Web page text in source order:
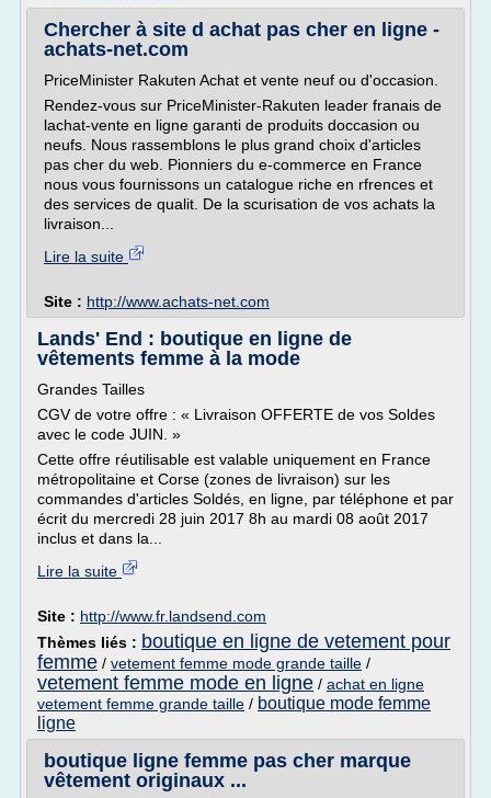
Chercher à site d achat pas cher en ligne -
achats-net.com
PriceMinister Rakuten Achat et vente neuf ou d'occasion.
Rendez-vous sur PriceMinister-Rakuten leader franais de
lachat-vente en ligne garanti de produits doccasion ou
neufs. Nous rassemblons le plus grand choix d'articles
pas cher du web. Pionniers du e-commerce en France
nous vous fournissons un catalogue riche en rfrences et
des services de qualit. De la scurisation de vos achats la
livraison...
Lire la suite
Site : http://www.achats-net.com
Lands' End : boutique en ligne de
vêtements femme à la mode
Grandes Tailles
CGV de votre offre : « Livraison OFFERTE de vos Soldes
avec le code JUIN. »
Cette offre réutilisable est valable uniquement en France
métropolitaine et Corse (zones de livraison) sur les
commandes d'articles Soldés, en ligne, par téléphone et par
écrit du mercredi 28 juin 2017 8h au mardi 08 août 2017
inclus et dans la...
Lire la suite
Site : http://www.fr.landsend.com
Thèmes liés : boutique en ligne de vetement pour
femme / vetement femme mode grande taille /
vetement femme mode en ligne / achat en ligne
vetement femme grande taille / boutique mode femme
ligne
boutique ligne femme pas cher marque
vêtement originaux ...